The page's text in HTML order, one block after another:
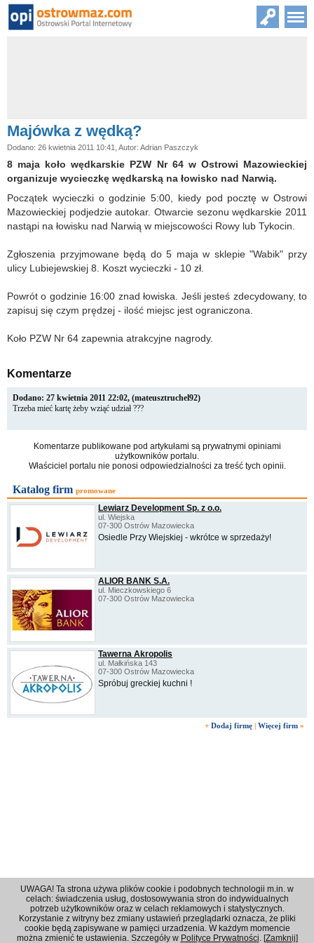
Majówka z wędką?
Dodano: 26 kwietnia 2011 10:41, Autor: Adrian Paszczyk
8 maja koło wędkarskie PZW Nr 64 w Ostrowi Mazowieckiej
organizuje wycieczkę wędkarską na łowisko nad Narwią.
Początek wycieczki o godzinie 5:00, kiedy pod pocztę w Ostrowi
Mazowieckiej podjedzie autokar. Otwarcie sezonu wędkarskie 2011
nastąpi na łowisku nad Narwią w miejscowości Rowy lub Tykocin.
Zgłoszenia przyjmowane będą do 5 maja w sklepie "Wabik" przy
ulicy Lubiejewskiej 8. Koszt wycieczki - 10 zł.
Powrót o godzinie 16:00 znad łowiska. Jeśli jesteś zdecydowany, to
zapisuj się czym prędzej - ilość miejsc jest ograniczona.
Koło PZW Nr 64 zapewnia atrakcyjne nagrody.
Komentarze
Dodano: 27 kwietnia 2011 22:02, (mateusztruchel92)
Trzeba mieć kartę żeby wziąć udział ???
Komentarze publikowane pod artykułami są prywatnymi opiniami
użytkowników portalu.
Właściciel portalu nie ponosi odpowiedzialności za treść tych opinii.
Katalog firm promowane
Lewiarz Development Sp. z o.o.
ul. Wiejska
07-300 Ostrów Mazowiecka
Osiedle Przy Wiejskiej - wkrótce w sprzedaży!
ALIOR BANK S.A.
ul. Mieczkowskiego 6
07-300 Ostrów Mazowiecka
Tawerna Akropolis
ul. Małkińska 143
07-300 Ostrów Mazowiecka
Spróbuj greckiej kuchni !
+ Dodaj firmę | Więcej firm »
Regulamin|Polityka prywatności|Reklama|Kontakt
UWAGA! Ta strona używa plików cookie i podobnych technologii m.in. w
celach: świadczenia usług, dostosowywania stron do indywidualnych
potrzeb użytkowników oraz w celach reklamowych i statystycznych.
Korzystanie z witryny bez zmiany ustawień przeglądarki oznacza, że pliki
cookie będą zapisywane w pamięci urzadzenia. W każdym momencie
można zmienić te ustawienia. Szczegóły w Polityce Prywatności. [Zamknij]